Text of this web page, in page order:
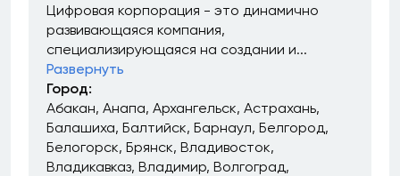
Цифровая корпорация - это динамично
развивающаяся компания,
специализирующаяся на создании и...
Развернуть
Город:
Абакан Анапа Архангельск Астрахань
Балашиха Балтийск Барнаул Белгород
Белогорск Брянск Владивосток
Владикавказ Владимир Волгоград